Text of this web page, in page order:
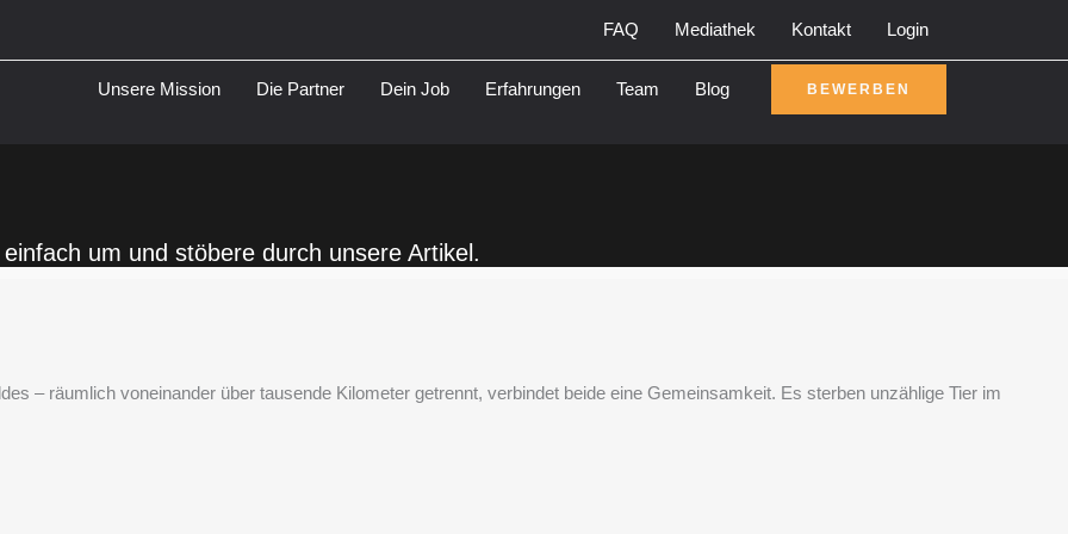
FAQ Mediathek Kontakt Login
Unsere Mission Die Partner Dein Job Erfahrungen Team Blog BEWERBEN
um und stöbere durch unsere Artikel.
– räumlich voneinander über tausende Kilometer getrennt, verbindet beide eine Gemeinsamkeit. Es sterben unzählige Tier im